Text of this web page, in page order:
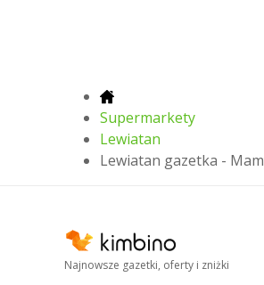
Supermarkety
Lewiatan
Lewiatan gazetka -
Najnowsze gazetki, oferty i zniżki